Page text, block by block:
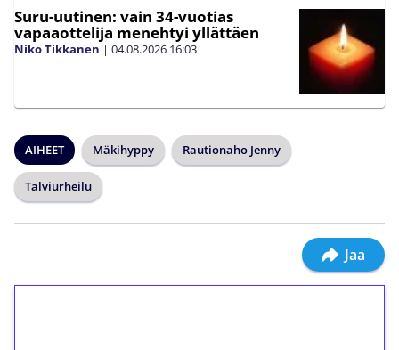
Suru-uutinen: vain 34-vuotias
vapaaottelija menehtyi yllättäen
Niko Tikkanen | 04.08.2026 16:03
AIHEET Mäkihyppy Rautionaho Jenny
Talviurheilu
Jaa